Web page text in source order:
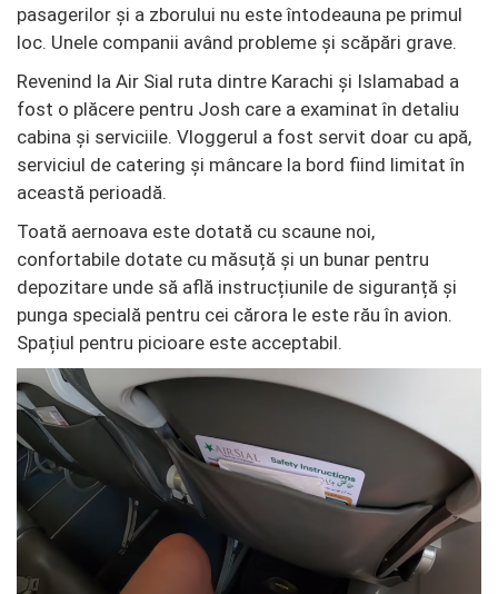
pasagerilor și a zborului nu este întodeauna pe primul
loc. Unele companii având probleme și scăpări grave.
Revenind la Air Sial ruta dintre Karachi și Islamabad a
fost o plăcere pentru Josh care a examinat în detaliu
cabina și serviciile. Vloggerul a fost servit doar cu apă,
serviciul de catering și mâncare la bord fiind limitat în
această perioadă.
Toată aernoava este dotată cu scaune noi,
confortabile dotate cu măsuță și un bunar pentru
depozitare unde să află instrucțiunile de siguranță și
punga specială pentru cei cărora le este rău în avion.
Spațiul pentru picioare este acceptabil.